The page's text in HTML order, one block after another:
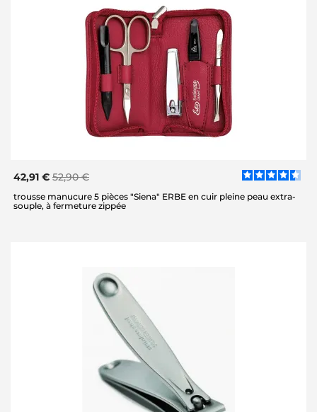
42,91 € 52,90 €
trousse manucure 5 pièces "Siena" ERBE en cuir pleine peau extra-
souple, à fermeture zippée